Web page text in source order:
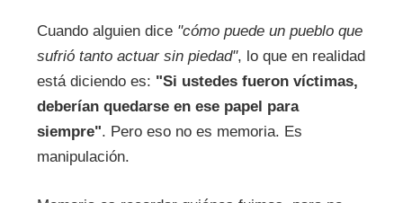
Cuando alguien dice "cómo puede un pueblo que
sufrió tanto actuar sin piedad", lo que en realidad
está diciendo es: "Si ustedes fueron víctimas,
deberían quedarse en ese papel para
siempre". Pero eso no es memoria. Es
manipulación.